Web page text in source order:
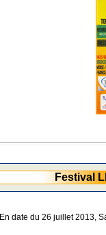
Festival
En date du 26 juillet 2013,